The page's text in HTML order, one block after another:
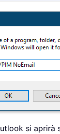
si aprirà